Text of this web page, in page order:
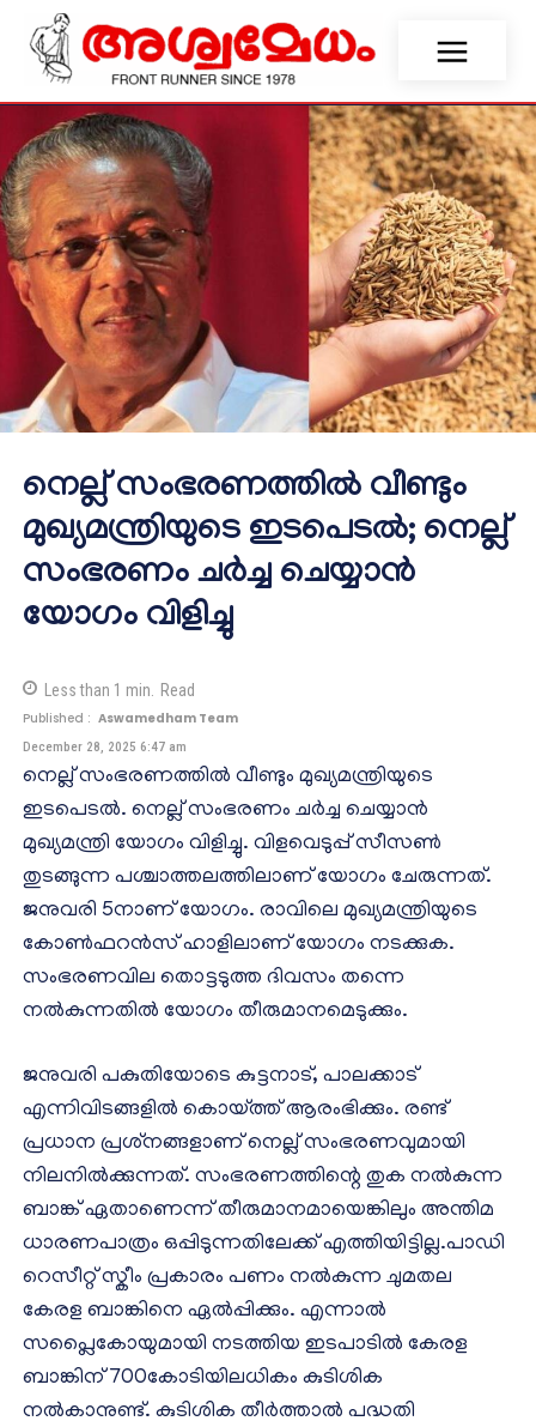
നെല്ല് സംഭരണത്തിൽ വീണ്ടും
മുഖ്യമന്ത്രിയുടെ ഇടപെടൽ; നെല്ല്
സംഭരണം ചർച്ച ചെയ്യാൻ‌
യോഗം വിളിച്ചു
Less than 1 min. Read
Published : Aswamedham Team
December 28, 2025 6:47 am
നെല്ല് സംഭരണത്തിൽ വീണ്ടും മുഖ്യമന്ത്രിയുടെ
ഇടപെടൽ. നെല്ല് സംഭരണം ചർച്ച ചെയ്യാൻ
മുഖ്യമന്ത്രി യോഗം വിളിച്ചു. വിളവെടുപ്പ് സീസൺ
തുടങ്ങുന്ന പശ്ചാത്തലത്തിലാണ് യോഗം ചേരുന്നത്.
ജനുവരി 5നാണ് യോഗം. രാവിലെ മുഖ്യമന്ത്രിയുടെ
കോണ്‍ഫറന്‍സ് ഹാളിലാണ് യോഗം നടക്കുക.
സംഭരണവില തൊട്ടടുത്ത ദിവസം തന്നെ
നൽകുന്നതിൽ യോഗം തീരുമാനമെടുക്കും.
ജനുവരി പകുതിയോടെ കുട്ടനാട്, പാലക്കാട്
എന്നിവിടങ്ങളില്‍ കൊയ്ത്ത് ആരംഭിക്കും. രണ്ട്
പ്രധാന പ്രശ്‌നങ്ങളാണ് നെല്ല് സംഭരണവുമായി
നിലനില്‍ക്കുന്നത്. സംഭരണത്തിന്റെ തുക നല്‍കുന്ന
ബാങ്ക് ഏതാണെന്ന് തീരുമാനമായെങ്കിലും അന്തിമ
ധാരണപാത്രം ഒപ്പിടുന്നതിലേക്ക് എത്തിയിട്ടില്ല.പാഡി
റെസീറ്റ് സ്കീം പ്രകാരം പണം നൽകുന്ന ചുമതല
കേരള ബാങ്കിനെ ഏൽപ്പിക്കും. എന്നാൽ
സപ്ലൈകോയുമായി നടത്തിയ ഇടപാടില്‍ കേരള
ബാങ്കിന് 700കോടിയിലധികം കുടിശിക
നല്‍കാനുണ്ട്. കുടിശിക തീർത്താൽ പദ്ധതി